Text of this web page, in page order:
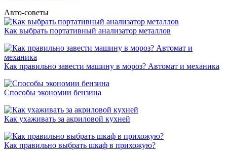
Авто-советы
Как выбрать портативный анализатор металлов
Как правильно завести машину в мороз? Автомат и механика
Способы экономии бензина
Как ухаживать за акриловой кухней
Как правильно выбрать шкаф в прихожую?